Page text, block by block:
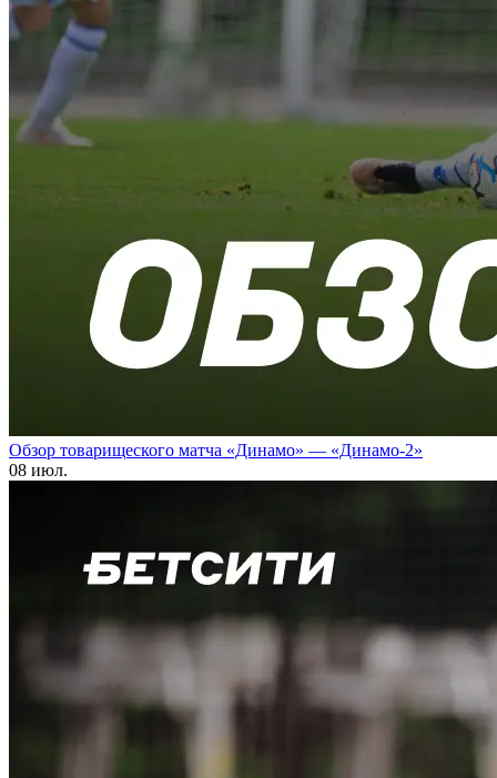
Обзор товарищеского матча «Динамо» — «Динамо-2»
08 июл.